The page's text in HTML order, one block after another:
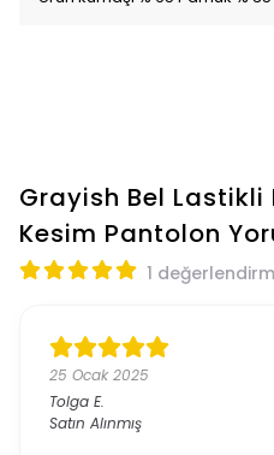
Grayish Bel Lastikli
Kesim Pantolon
1
25 Ocak 2025
Tolga E.
Satın Alınmış